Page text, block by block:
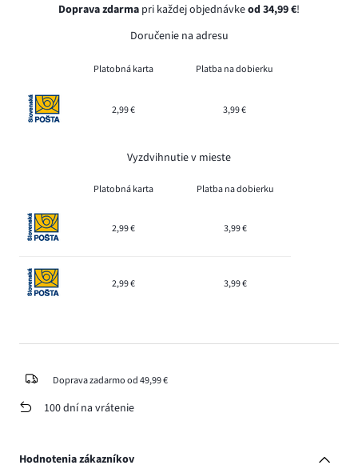
Doprava zdarma pri každej objednávkeod 34,99 €!
Doručenie na adresu
Platobná karta Platba na dobierku
2,99 € 3,99 €
Vyzdvihnutie v mieste
Platobná karta Platba na dobierku
2,99 € 3,99 €
2,99 € 3,99 €
Doprava zadarmo od 49,99 €
100 dní na vrátenie
Hodnotenia zákazníkov